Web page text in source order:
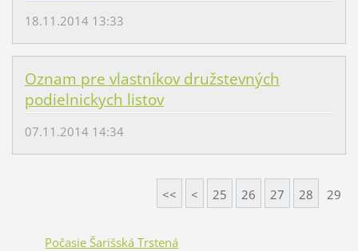
18.11.2014 13:33
Oznam pre vlastníkov družstevných
podielnickych listov
07.11.2014 14:34
<< < 25 26 27 28 29
Počasie Šarišská Trstená